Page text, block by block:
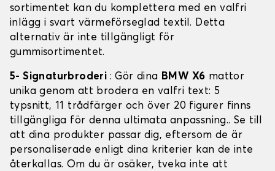
sortimentet kan du komplettera med en valfri
inlägg i svart värmeförseglad textil. Detta
alternativ är inte tillgängligt för
gummisortimentet.
5- Signaturbroderi : Gör dina BMW X6 mattor
unika genom att brodera en valfri text: 5
typsnitt, 11 trådfärger och över 20 figurer finns
tillgängliga för denna ultimata anpassning.. Se till
att dina produkter passar dig, eftersom de är
personaliserade enligt dina kriterier kan de inte
återkallas. Om du är osäker, tveka inte att